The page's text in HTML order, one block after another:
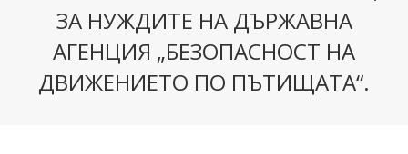
ЗА НУЖДИТЕ НА ДЪРЖАВНА
АГЕНЦИЯ „БЕЗОПАСНОСТ НА
ДВИЖЕНИЕТО ПО ПЪТИЩАТА“.